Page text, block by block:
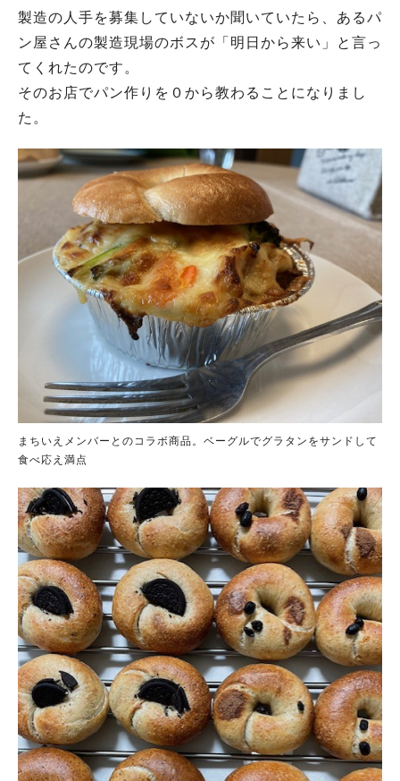
製造の人手を募集していないか聞いていたら、あるパ
ン屋さんの製造現場のボスが「明日から来い」と言っ
てくれたのです。
そのお店でパン作りを０から教わることになりまし
た。
まちいえメンバーとのコラボ商品。ベーグルでグラタンをサンドして
食べ応え満点